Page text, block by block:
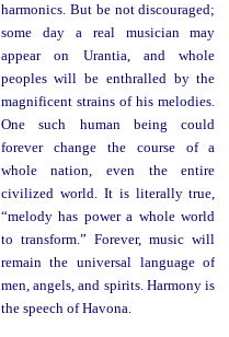
harmonics. But be not discouraged;
some day a real musician may
appear on Urantia, and whole
peoples will be enthralled by the
magnificent strains of his melodies.
One such human being could
forever change the course of a
whole nation, even the entire
civilized world. It is literally true,
“melody has power a whole world
to transform.” Forever, music will
remain the universal language of
men, angels, and spirits. Harmony is
the speech of Havona.